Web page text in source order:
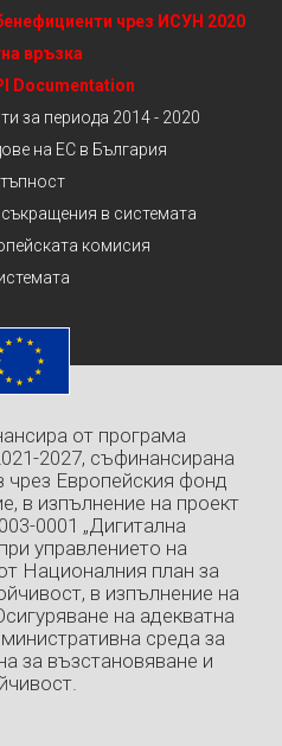
чрез ИСУН 2020
връзка
Documentation
за периода 2014 - 2020
на ЕС в България
в системата
комисия
от програма
2027, съфинансирана
Европейския фонд
в изпълнение на проект
0001 „Дигитална
управлението на
Националния план за
в изпълнение на
на адекватна
среда за
за възстановяване и